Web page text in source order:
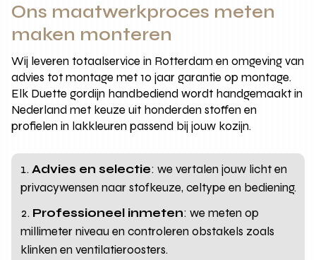
Ons maatwerkproces meten
maken monteren
Wij leveren totaalservice in Rotterdam en omgeving van
advies tot montage met 10 jaar garantie op montage.
Elk Duette gordijn handbediend wordt handgemaakt in
Nederland met keuze uit honderden stoffen en
profielen in lakkleuren passend bij jouw kozijn.
Advies en selectie: we vertalen jouw licht en
privacywensen naar stofkeuze, celtype en bediening.
Professioneel inmeten: we meten op
millimeter niveau en controleren obstakels zoals
klinken en ventilatieroosters.